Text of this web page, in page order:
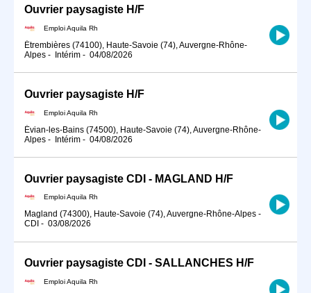
Ouvrier paysagiste H/F
Emploi Aquila Rh
Étrembières (74100), Haute-Savoie (74), Auvergne-Rhône-
Alpes - Intérim - 04/08/2026
Ouvrier paysagiste H/F
Emploi Aquila Rh
Évian-les-Bains (74500), Haute-Savoie (74), Auvergne-Rhône-
Alpes - Intérim - 04/08/2026
Ouvrier paysagiste CDI - MAGLAND H/F
Emploi Aquila Rh
Magland (74300), Haute-Savoie (74), Auvergne-Rhône-Alpes -
CDI - 03/08/2026
Ouvrier paysagiste CDI - SALLANCHES H/F
Emploi Aquila Rh